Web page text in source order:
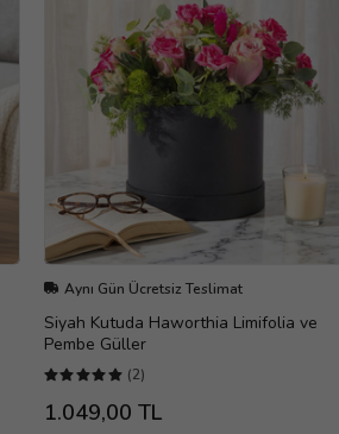
Aynı Gün Ücretsiz Teslimat
Siyah Kutuda Haworthia Limifolia ve
Pembe Güller
(2)
1.049,00 TL